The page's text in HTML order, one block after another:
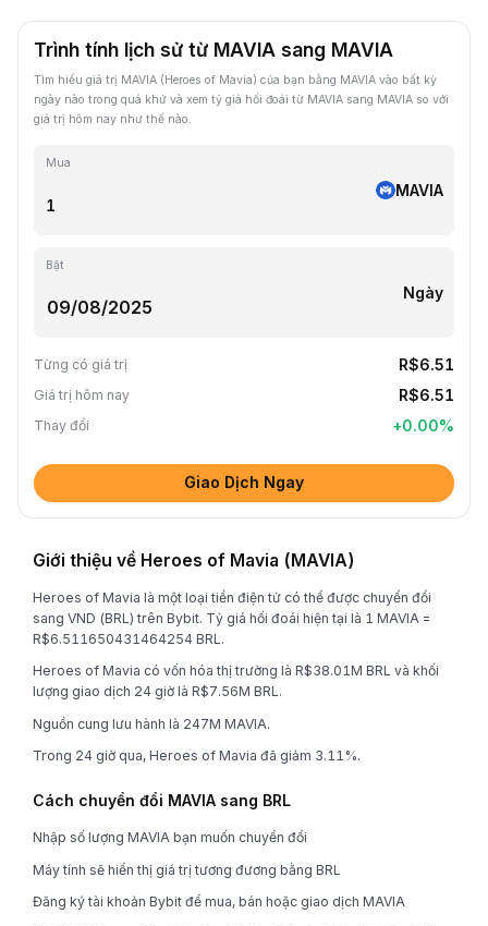
Trình tính lịch sử từ MAVIA sang MAVIA
Tìm hiểu giá trị MAVIA (Heroes of Mavia) của bạn bằng MAVIA vào bất kỳ
ngày nào trong quá khứ và xem tỷ giá hối đoái từ MAVIA sang MAVIA so với
giá trị hôm nay như thế nào.
Mua
MAVIA
Bật
Ngày
Từng có giá trị R$6.51
Giá trị hôm nay R$6.51
Thay đổi +0.00%
Giao Dịch Ngay
Giới thiệu về Heroes of Mavia (MAVIA)
Heroes of Mavia là một loại tiền điện tử có thể được chuyển đổi
sang VND (BRL) trên Bybit. Tỷ giá hối đoái hiện tại là 1 MAVIA =
R$6.511650431464254 BRL.
Heroes of Mavia có vốn hóa thị trường là R$38.01M BRL và khối
lượng giao dịch 24 giờ là R$7.56M BRL.
Nguồn cung lưu hành là 247M MAVIA.
Trong 24 giờ qua, Heroes of Mavia đã giảm 3.11%.
Cách chuyển đổi MAVIA sang BRL
Nhập số lượng MAVIA bạn muốn chuyển đổi
Máy tính sẽ hiển thị giá trị tương đương bằng BRL
Đăng ký tài khoản Bybit để mua, bán hoặc giao dịch MAVIA